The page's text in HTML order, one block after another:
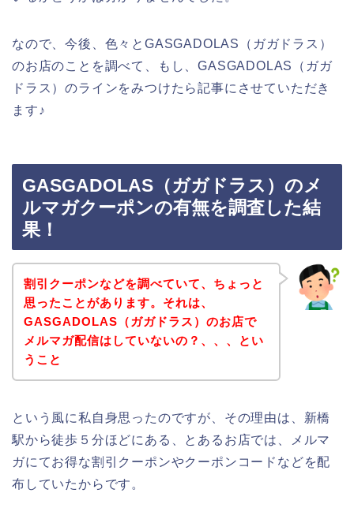
なので、今後、色々とGASGADOLAS（ガガドラス）
のお店のことを調べて、もし、GASGADOLAS（ガガ
ドラス）のラインをみつけたら記事にさせていただき
ます♪
GASGADOLAS（ガガドラス）のメ
ルマガクーポンの有無を調査した結
果！
割引クーポンなどを調べていて、ちょっと
思ったことがあります。それは、
GASGADOLAS（ガガドラス）のお店で
メルマガ配信はしていないの？、、、とい
うこと
という風に私自身思ったのですが、その理由は、新橋
駅から徒歩５分ほどにある、とあるお店では、メルマ
ガにてお得な割引クーポンやクーポンコードなどを配
布していたからです。